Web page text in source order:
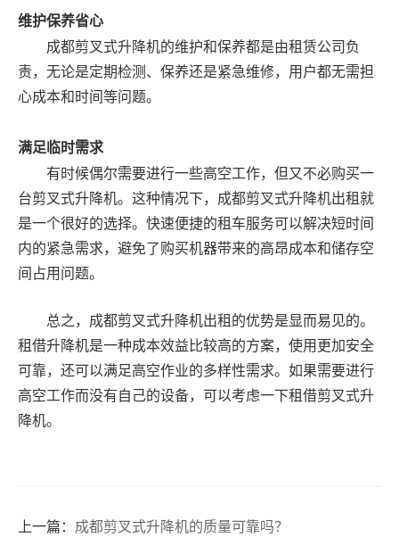
维护保养省心
成都剪叉式升降机的维护和保养都是由租赁公司负
责，无论是定期检测、保养还是紧急维修，用户都无需担
心成本和时间等问题。
满足临时需求
有时候偶尔需要进行一些高空工作，但又不必购买一
台剪叉式升降机。这种情况下，成都剪叉式升降机出租就
是一个很好的选择。快速便捷的租车服务可以解决短时间
内的紧急需求，避免了购买机器带来的高昂成本和储存空
间占用问题。
总之，成都剪叉式升降机出租的优势是显而易见的。
租借升降机是一种成本效益比较高的方案，使用更加安全
可靠，还可以满足高空作业的多样性需求。如果需要进行
高空工作而没有自己的设备，可以考虑一下租借剪叉式升
降机。
上一篇： 成都剪叉式升降机的质量可靠吗？